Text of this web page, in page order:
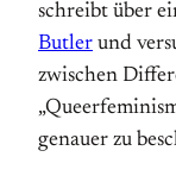
schreibt über
Butler und
zwischen
genauer zu